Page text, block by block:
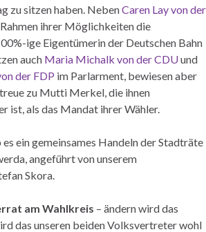
zu sitzen haben. NebenCaren Lay von der
ihrer Möglichkeiten die
ige Eigentümerin der Deutschen Bahn
auch Maria Michalk von der CDUund
der FDP im Parlarment, bewiesen aber
zu Mutti Merkel, die ihnen
ist, als das Mandat ihrer Wähler.
ein gemeinsames Handeln der Stadträte
angeführt von unserem
Skora.
am Wahlkreis – ändern wird das
das unseren beiden Volksvertreter wohl